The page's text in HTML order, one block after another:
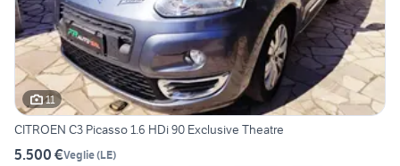
11
CITROEN C3 Picasso 1.6 HDi 90 Exclusive Theatre
5.500 €Veglie(LE)